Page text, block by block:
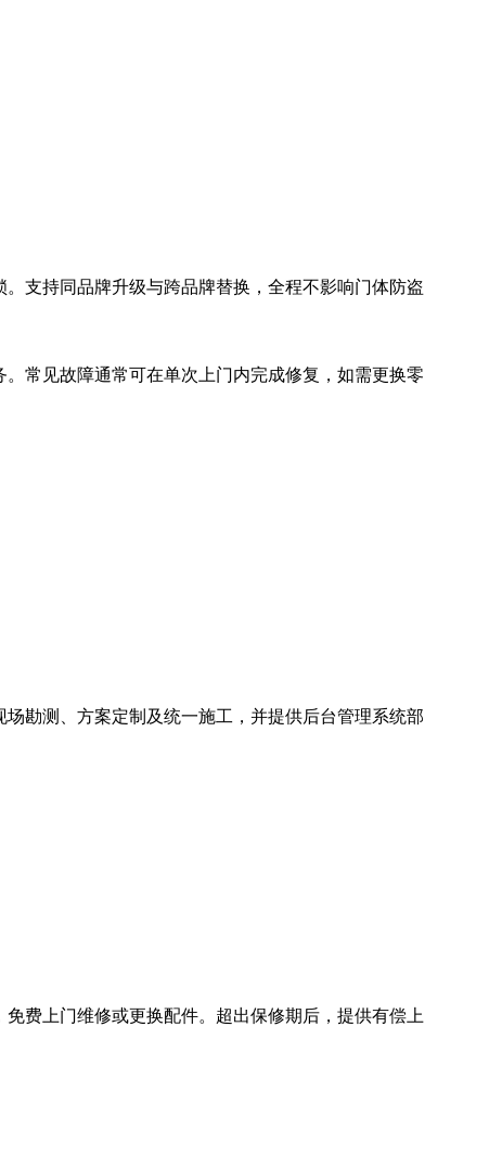
支持同品牌升级与跨品牌替换，全程不影响门体防盗
常见故障通常可在单次上门内完成修复，如需更换零
勘测、方案定制及统一施工，并提供后台管理系统部
费上门维修或更换配件。超出保修期后，提供有偿上